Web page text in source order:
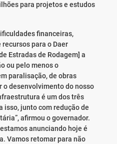
para projetos e estudos
financeiras,
para o Daer
Estradas de Rodagem] a
ou pelo menos o
paralisação, de obras
o desenvolvimento do nosso
é um dos três
isso, junto com redução de
afirmou o governador.
anunciando hoje é
Vamos retomar para não